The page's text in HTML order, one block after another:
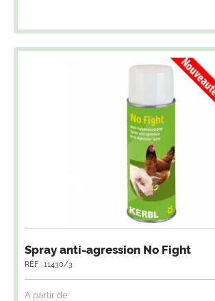
Spray anti-agression No Fight
RÉF : 11430/3
A partir de